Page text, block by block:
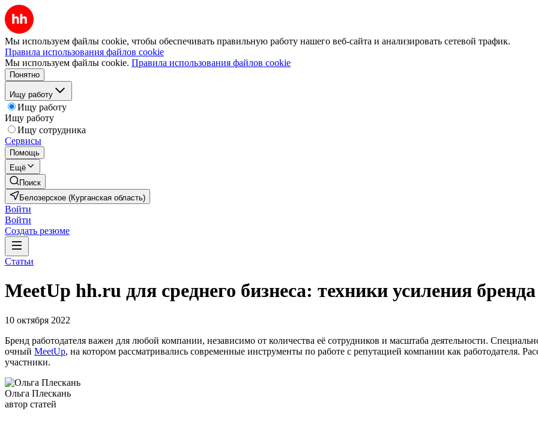
Мы используем файлы cookie, чтобы обеспечивать правильную работу нашего веб-сайта и анализировать сетевой трафик.
Правила использования файлов cookie
Мы используем файлы cookie. Правила использования файлов cookie
Понятно
Ищу работу
Ищу работу
Ищу работу
Ищу сотрудника
Сервисы
Помощь
Ещё
Поиск
Белозерское (Курганская область)
Войти
Войти
Создать резюме
Статьи
MeetUp hh.ru для среднего бизнеса: техники усиления
10 октября 2022
Бренд работодателя важен для любой компании, независимо от количества её сотрудников и масштаба деятельности.
очный MeetUp, на котором рассматривались современные инструменты по работе с репутацией компании как работодателя.
участники.
Ольга Плескань
автор статей